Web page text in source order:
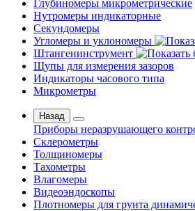
Глубиномеры микрометрические
Нутромеры индикаторные
Секундомеры
Угломеры и уклономеры
Штангенинструмент
Щупы для измерения зазоров
Индикаторы часового типа
Микрометры
Назад
Приборы неразрушающего
Склерометры
Толщиномеры
Тахометры
Влагомеры
Видеоэндоскопы
Плотномеры для грунта